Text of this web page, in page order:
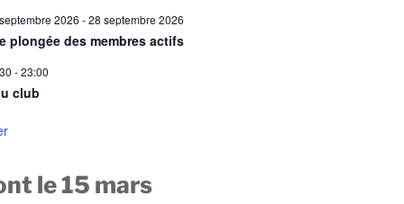
2026 -28 septembre 2026
plongée des membres actifs
-23:00
club
le 15 mars